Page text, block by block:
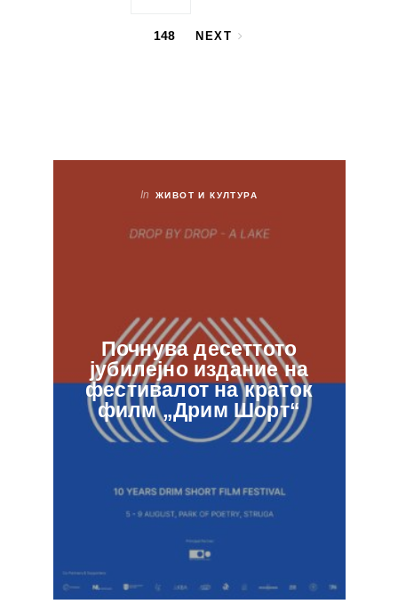
148 NEXT
In ЖИВОТ И КУЛТУРА
Почнува десеттото
јубилејно издание на
фестивалот на краток
филм „Дрим Шорт“